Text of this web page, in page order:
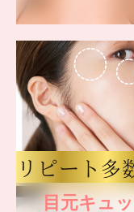
目元キュ